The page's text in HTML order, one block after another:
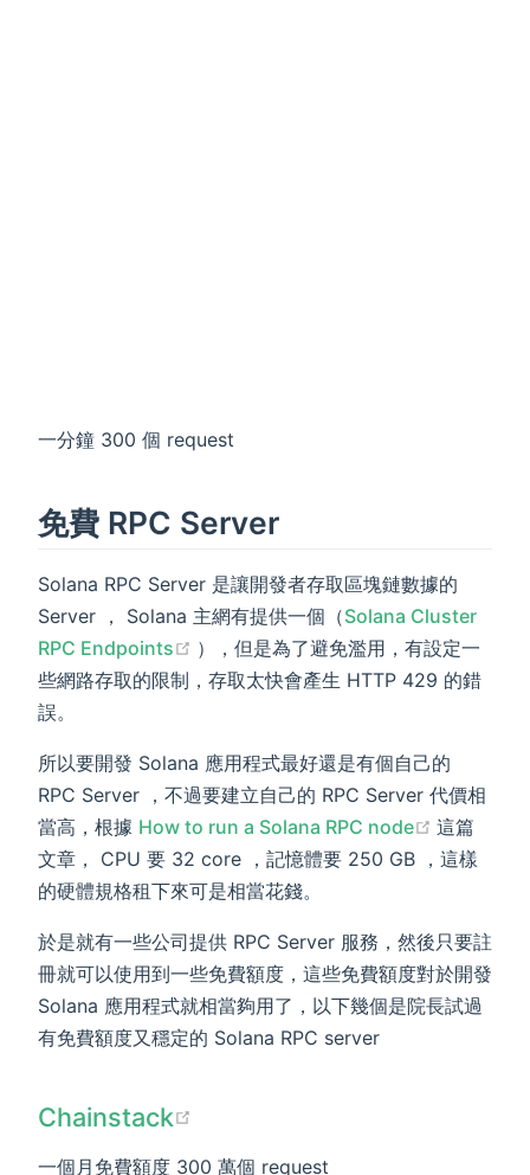
一分鐘 300 個 request
免費 RPC Server
Solana RPC Server 是讓開發者存取區塊鏈數據的
Server ， Solana 主網有提供一個（Solana Cluster
RPC Endpoints
(opens new window)
），但是為了避免濫用，有設定一
些網路存取的限制，存取太快會產生 HTTP 429 的錯
誤。
所以要開發 Solana 應用程式最好還是有個自己的
RPC Server ，不過要建立自己的 RPC Server 代價相
當高，根據 How to run a Solana RPC node (opens
這篇
文章， CPU 要 32 core ，記憶體要 250 GB ，這樣
的硬體規格租下來可是相當花錢。
於是就有一些公司提供 RPC Server 服務，然後只要註
冊就可以使用到一些免費額度，這些免費額度對於開發
Solana 應用程式就相當夠用了，以下幾個是院長試過
有免費額度又穩定的 Solana RPC server
Chainstack
一個月免費額度 300 萬個 request